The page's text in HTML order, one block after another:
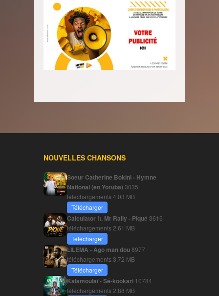
NOUVELLES CHANSONS
Soeur Catherine Bokini - Hymne
National (en Yoruba) 3035
téléchargements4.03 MB
Télécharger
Calculator ft. Mr Rally - Piqué 3616
téléchargements 2.61 MB
Télécharger
LILEMA - Ago man dou8977
téléchargements3.72 MB
Télécharger
Kalamoulaï - Sé-kookari 10784
téléchargements 2.88 MB